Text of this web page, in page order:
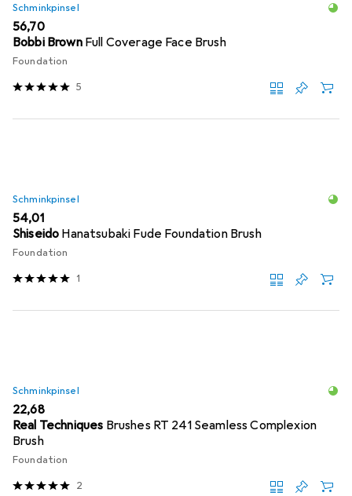
Schminkpinsel
EUR
56,70
Bobbi Brown Full Coverage Face Brush
Foundation
5
Schminkpinsel
EUR
54,01
Shiseido Hanatsubaki Fude Foundation Brush
Foundation
1
Schminkpinsel
EUR
22,68
Real Techniques Brushes RT 241 Seamless Complexion
Brush
Foundation
2